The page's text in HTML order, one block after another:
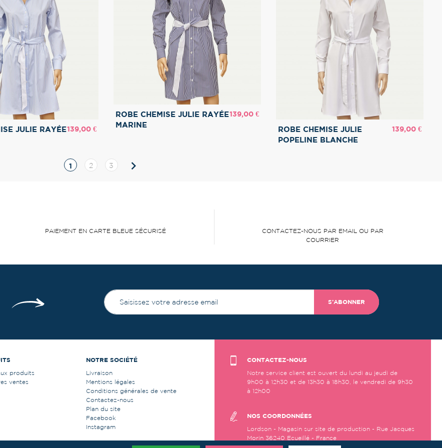
JULIE RAYÉEPrix
139,00 €
ROBE CHEMISE JULIE RAYÉE
MARINE
Prix
139,00 €
ROBE CHEMISE JULIE
POPELINE BLANCHE
Prix
139,00 €
1 2 3 Suivant

PAIEMENT EN CARTE BLEUE SÉCURISÉ
CONTACTEZ-NOUS PAR EMAIL OU PAR
COURRIER
S’ABONNER
produits
ventes
NOTRE SOCIÉTÉ
Livraison
Mentions légales
Conditions générales de vente
Contactez-nous
Plan du site
Facebook
Instagram
CONTACTEZ-NOUS
Notre service client est ouvert du lundi au jeudi de
9h00 à 12h30 et de 13h30 à 18h30, le vendredi de 9h30
à 12h00
NOS COORDONNÉES
Lordson - Magasin sur site de production - Rue Jacques
Morin 36240 Ecueillé - France